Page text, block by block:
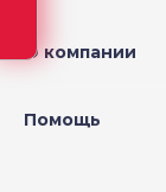
О компании
Помощь